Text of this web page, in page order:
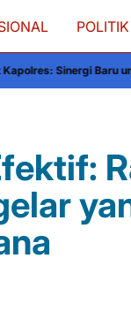
POLITIK
untuk Pembangunan